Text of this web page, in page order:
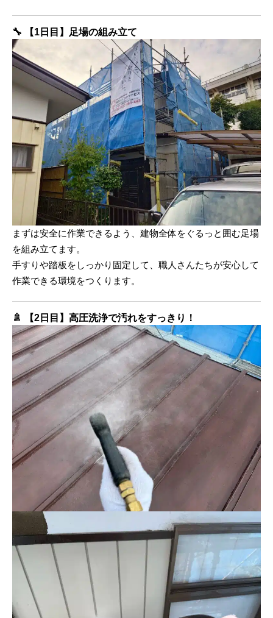
🔧 【1日目】足場の組み立て
まずは安全に作業できるよう、建物全体をぐるっと囲む足場
を組み立てます。
手すりや踏板をしっかり固定して、職人さんたちが安心して
作業できる環境をつくります。
🚿 【2日目】高圧洗浄で汚れをすっきり！